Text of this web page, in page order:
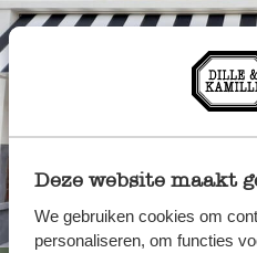
Deze website maakt
We gebruiken cookies om
personaliseren, om functies
Altijd in de